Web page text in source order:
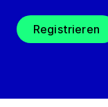
Registrieren